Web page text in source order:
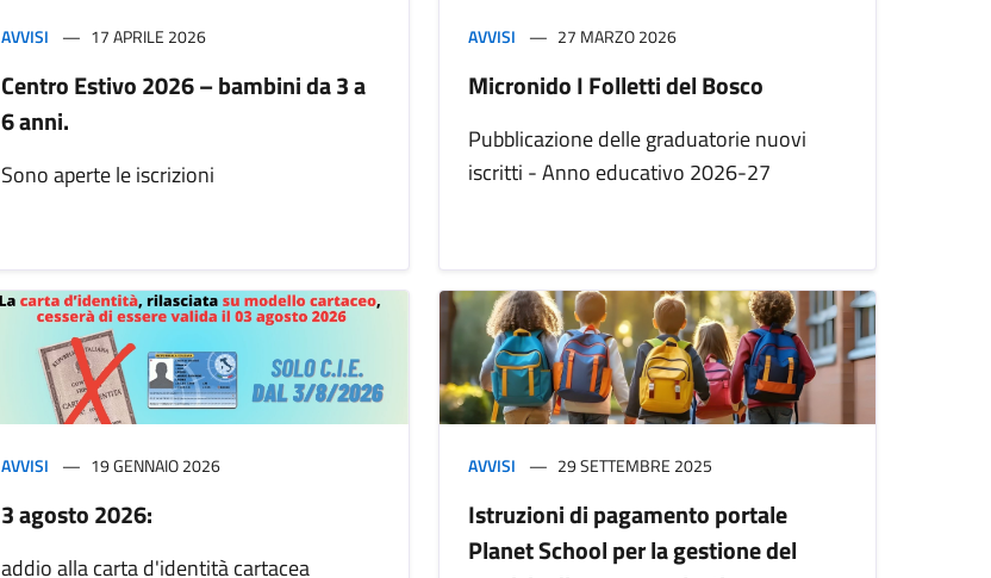
AVVISI 17 APRILE 2026
Centro Estivo 2026 – bambini da 3 a
6 anni.
Sono aperte le iscrizioni
AVVISI 27 MARZO 2026
Micronido I Folletti del Bosco
Pubblicazione delle graduatorie nuovi
iscritti - Anno educativo 2026-27
AVVISI 19 GENNAIO 2026
3 agosto 2026:
addio alla carta d'identità cartacea
AVVISI 29 SETTEMBRE 2025
Istruzioni di pagamento portale
Planet School per la gestione del